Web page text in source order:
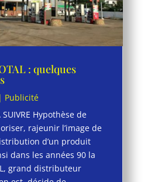
: quelques
| Publicité
SUIVRE Hypothèse de
rajeunir l’image de
d’un produit
dans les années 90 la
grand distributeur